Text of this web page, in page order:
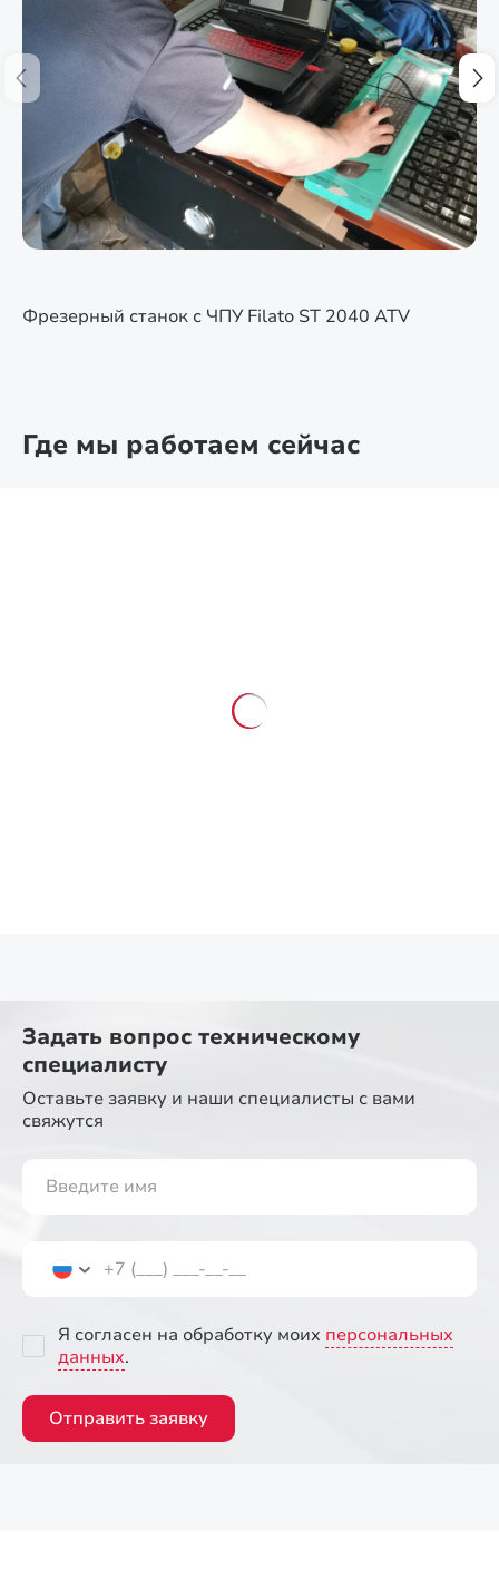
Фрезерный станок с ЧПУ Filato ST 2040 ATV
Где мы работаем сейчас
Задать вопрос техническому
специалисту
Оставьте заявку и наши специалисты с вами
свяжутся
Я согласен на обработку моих персональных
данных.
Отправить заявку